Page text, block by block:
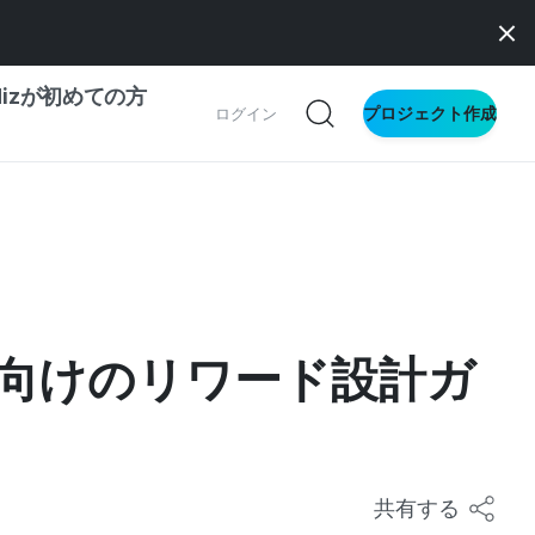
が初めての方
ログイン プロジェクト作成
向け
ファンディング
けのリワード設計ガ
共有する